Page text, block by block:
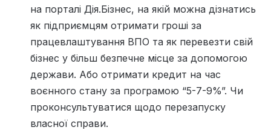
на порталі Дія.Бізнес, на якій можна дізнатись
як підприємцям отримати гроші за
працевлаштування ВПО та як перевезти свій
бізнес у більш безпечне місце за допомогою
держави. Або отримати кредит на час
воєнного стану за програмою “5-7-9%”. Чи
проконсультуватися щодо перезапуску
власної справи.